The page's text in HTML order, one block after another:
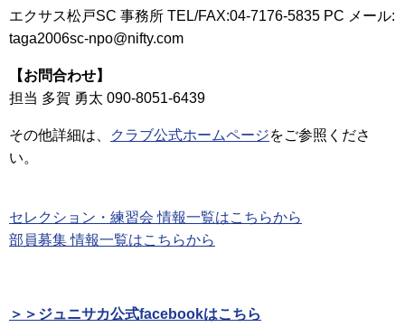
エクサス松戸SC 事務所 TEL/FAX:04-7176-5835 PC メール:
taga2006sc-npo@nifty.com
【お問合わせ】
担当 多賀 勇太 090-8051-6439
その他詳細は、 クラブ公式ホームページをご参照くださ
い。
セレクション・練習会 情報一覧はこちらから
部員募集 情報一覧はこちらから
＞＞ジュニサカ公式facebookはこちら